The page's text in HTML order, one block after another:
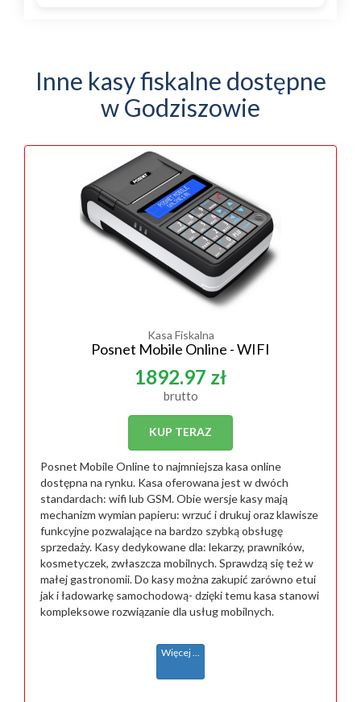
Inne kasy fiskalne dostępne
w Godziszowie
Kasa Fiskalna
Posnet Mobile Online - WIFI
1892.97 zł
brutto
KUP TERAZ
Posnet Mobile Online to najmniejsza kasa online
dostępna na rynku. Kasa oferowana jest w dwóch
standardach: wifi lub GSM. Obie wersje kasy mają
mechanizm wymian papieru: wrzuć i drukuj oraz klawisze
funkcyjne pozwalające na bardzo szybką obsługę
sprzedaży. Kasy dedykowane dla: lekarzy, prawników,
kosmetyczek, zwłaszcza mobilnych. Sprawdzą się też w
małej gastronomii. Do kasy można zakupić zarówno etui
jak i ładowarkę samochodową- dzięki temu kasa stanowi
kompleksowe rozwiązanie dla usług mobilnych.
Więcej ...